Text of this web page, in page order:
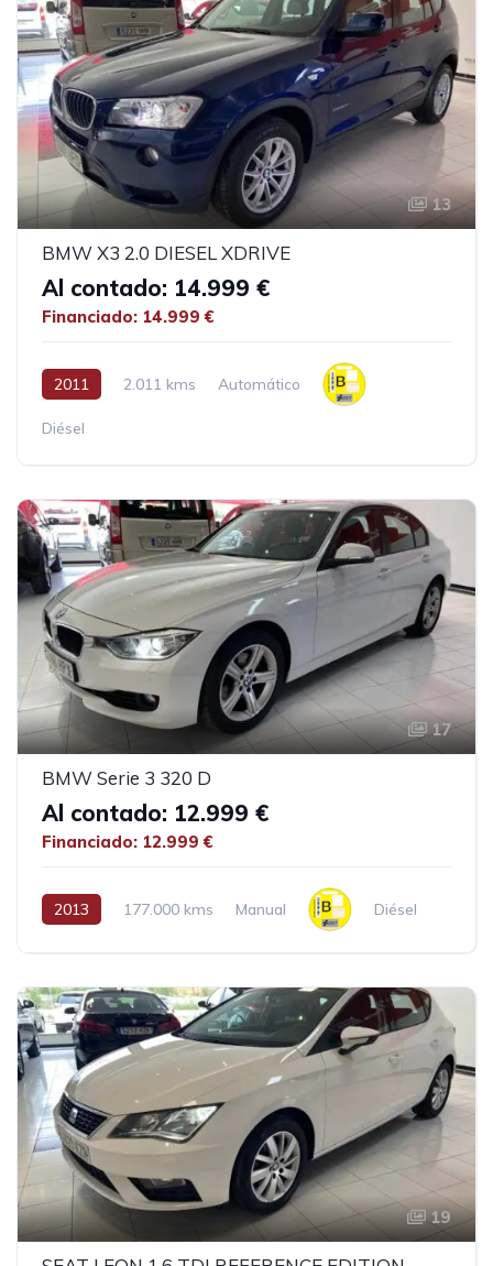
13
BMW X3 2.0 DIESEL XDRIVE
Al contado: 14.999 €
Financiado: 14.999 €
2011 2.011 kms Automático
Diésel
17
BMW Serie 3 320 D
Al contado: 12.999 €
Financiado: 12.999 €
2013 177.000 kms Manual Diésel
19